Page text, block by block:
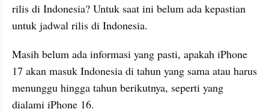
rilis di Indonesia? Untuk saat ini belum ada kepastian
untuk jadwal rilis di Indonesia.
Masih belum ada informasi yang pasti, apakah iPhone
17 akan masuk Indonesia di tahun yang sama atau harus
menunggu hingga tahun berikutnya, seperti yang
dialami iPhone 16.